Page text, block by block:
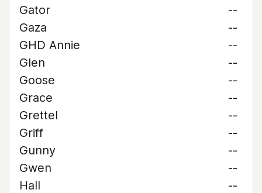
Gator
--
Gaza
--
GHD Annie
--
Glen
--
Goose
--
Grace
--
Grettel
--
Griff
--
Gunny
--
Gwen
--
Hall
--